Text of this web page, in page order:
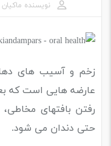
نویسنده
زخم و آسیب های
عارضه هایی است که
رفتن بافتهای
حتی دندان می شود.